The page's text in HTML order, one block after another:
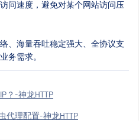
问速度，避免对某个网站访问压
、海量吞吐稳定强大、全协议支
务需求。
？-神龙HTTP
代理配置-神龙HTTP